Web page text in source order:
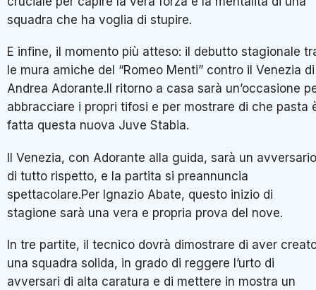
squadra che ha voglia di stupire.
E infine, il momento più atteso: il debutto stagionale
le mura amiche del “Romeo Menti” contro il Venezia di
Andrea Adorante.Il ritorno a casa sarà un’occasione
abbracciare i propri tifosi e per mostrare di che pasta
fatta questa nuova Juve Stabia.
Il Venezia, con Adorante alla guida, sarà un avversario
di tutto rispetto, e la partita si preannuncia
spettacolare.Per Ignazio Abate, questo inizio di
stagione sarà una vera e propria prova del nove.
In tre partite, il tecnico dovrà dimostrare di aver
una squadra solida, in grado di reggere l’urto di
avversari di alta caratura e di mettere in mostra un